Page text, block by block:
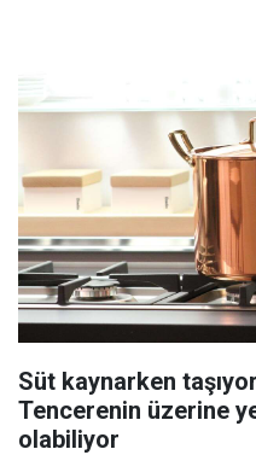
Süt kaynarken
Tencerenin üzerine
olabiliyor